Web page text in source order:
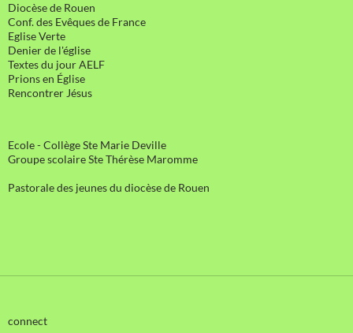
Diocèse de Rouen
Conf. des Evêques de France
Eglise Verte
Denier de l'église
Textes du jour AELF
Prions en Église
Rencontrer Jésus
Ecole - Collège Ste Marie Deville
Groupe scolaire Ste Thérèse Maromme
Pastorale des jeunes du diocèse de Rouen
connect